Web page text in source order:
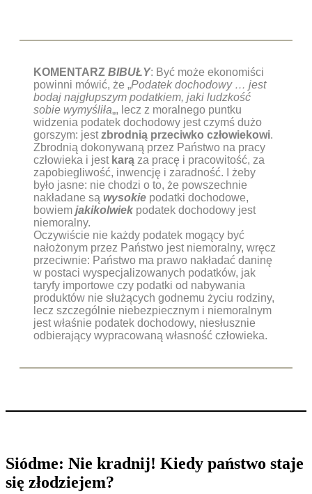
KOMENTARZ BIBUŁY: Być może ekonomiści
powinni mówić, że „Podatek dochodowy … jest
bodaj najgłupszym podatkiem, jaki ludzkość
sobie wymyśliła„, lecz z moralnego puntku
widzenia podatek dochodowy jest czymś dużo
gorszym: jestzbrodnią przeciwko człowiekowi.
Zbrodnią dokonywaną przez Państwo na pracy
człowieka i jest karą za pracę i pracowitość, za
zapobiegliwość, inwencję i zaradność. I żeby
było jasne: nie chodzi o to, że powszechnie
nakładane są wysokie podatki dochodowe,
bowiem jakikolwiek podatek dochodowy jest
niemoralny.
Oczywiście nie każdy podatek mogący być
nałożonym przez Państwo jest niemoralny, wręcz
przeciwnie: Państwo ma prawo nakładać daninę
w postaci wyspecjalizowanych podatków, jak
taryfy importowe czy podatki od nabywania
produktów nie służących godnemu życiu rodziny,
lecz szczególnie niebezpiecznym i niemoralnym
jest właśnie podatek dochodowy, niesłusznie
odbierający wypracowaną własność człowieka.
Siódme: Nie kradnij! Kiedy państwo staje
się złodziejem?